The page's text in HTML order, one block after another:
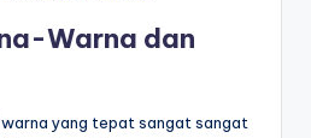
Warna dan
warna yang tepat sangat sangat